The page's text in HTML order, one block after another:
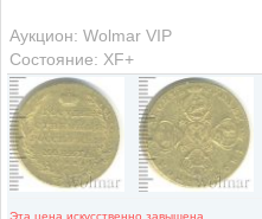
Аукцион: Wolmar VIP
Состояние: XF+
Эта цена искусственно завышена